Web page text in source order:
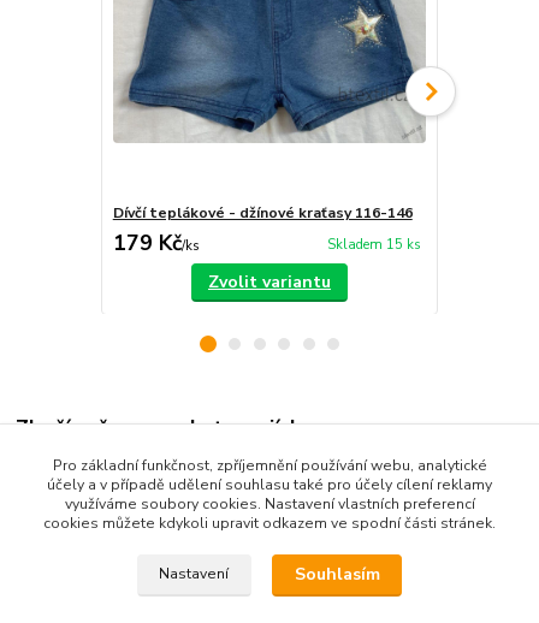
Dívčí teplákové - džínové kraťasy 116-146
179 Kč/ks Skladem 15 ks
Zvolit variantu
Zboží zařazeno v kategoriích
Dětské oblečení
Dětské kalhoty
Pro základní funkčnost, zpříjemnění používání webu, analytické
účely a v případě udělení souhlasu také pro účely cílení reklamy
využíváme soubory cookies. Nastavení vlastních preferencí
cookies můžete kdykoli upravit odkazem ve spodní části stránek.
Nastavení Souhlasím